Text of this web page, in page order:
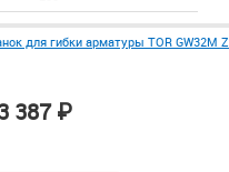
для гибки арматуры TOR GW32M Z
387 ₽